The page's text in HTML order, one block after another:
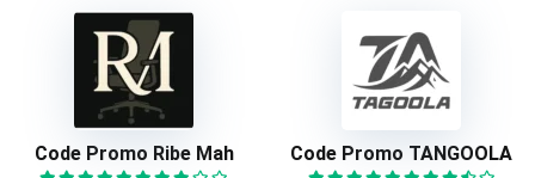
Code Promo Ribe Mah Code Promo TANGOOLA